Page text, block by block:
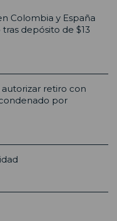
Colombia y España
depósito de $13
retiro con
por